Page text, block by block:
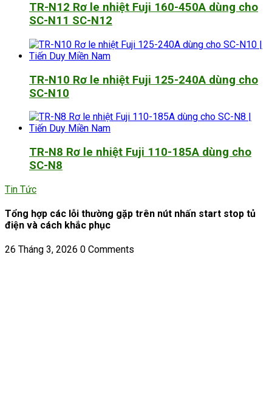
TR-N12 Rơ le nhiệt Fuji 160-450A dùng cho
SC-N11 SC-N12
TR-N10 Rơ le nhiệt Fuji 125-240A dùng cho
SC-N10
TR-N8 Rơ le nhiệt Fuji 110-185A dùng cho
SC-N8
Tin Tức
Tổng hợp các lỗi thường gặp trên nút nhấn start stop tủ
điện và cách khắc phục
26 Tháng 3, 2026 0 Comments